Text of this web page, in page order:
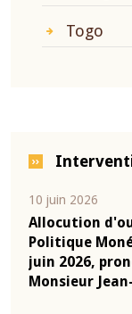
Togo
10
04 mars 2026
Allocution
Politique
mars 2026,
Monsieur